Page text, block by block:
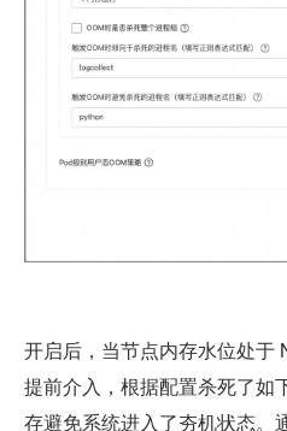
开启后，当节点内存水位处于
提前介入，根据配置杀死了如
存避免系统进入了夯机状态。